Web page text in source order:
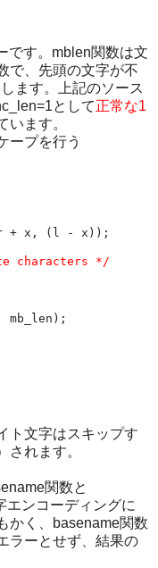
です。mblen関数は文
で、先頭の文字が不
ます。上記のソース
として正常な1
います。
ープを行う
+ x, (l - x));
characters */
mb_len);
ト文字はスキップす
されます。
関数と
エンコーディングに
かく、basename関数
ラーとせず、結果の